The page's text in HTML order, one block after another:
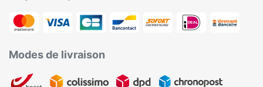
Modes de livraison